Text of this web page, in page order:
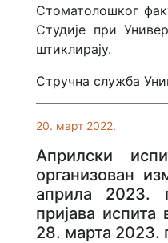
Стоматолошког
Студије при
штиклирају.
Стручна служба
20. март 2022.
Априлски
организован
априла 2023.
пријава
28. марта 2023.